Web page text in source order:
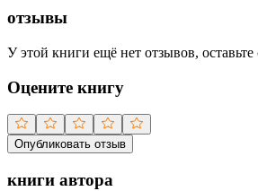
отзывы
У этой книги ещё нет отзывов,
Оцените книгу
Опубликовать отзыв
книги автора